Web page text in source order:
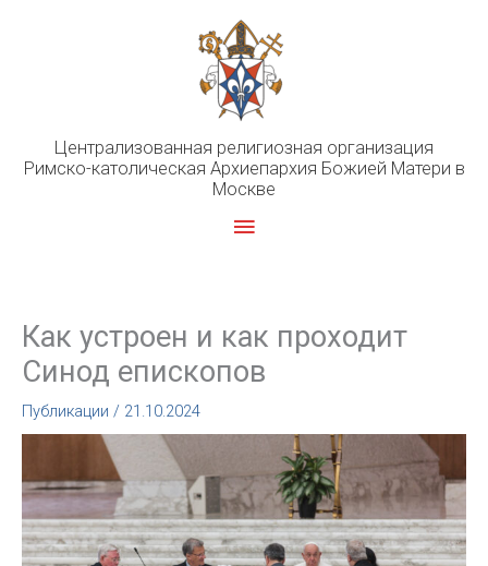
Централизованная религиозная организация
Римско-католическая Архиепархия Божией Матери в
Москве
Главное
Как устроен и как проходит
Синод епископов
Публикации / 21.10.2024